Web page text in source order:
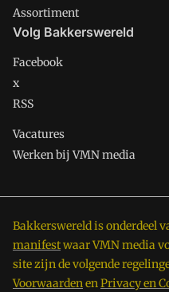
Assortiment
Volg Bakkerswereld
Facebook
x
RSS
Vacatures
Werken bij VMN media
Bakkerswereld is onderdeel
manifestwaar VMN media
site zijn de volgende
VoorwaardenenPrivacy en